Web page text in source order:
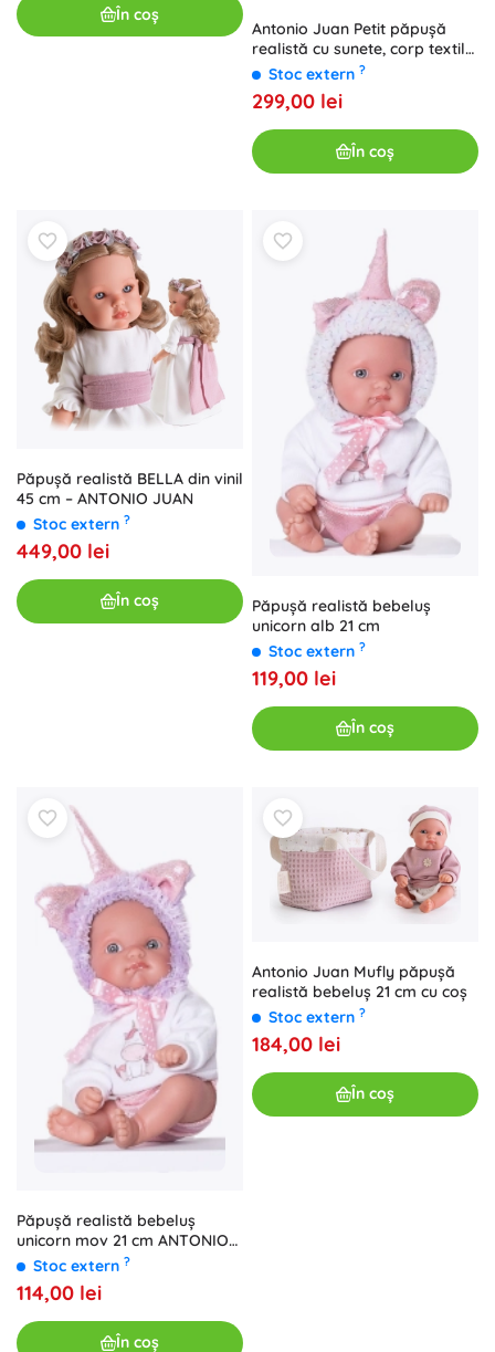
În coș
Antonio Juan Petit păpușă
realistă cu sunete, corp textil
moale, 27 cm
Stoc extern ?
299,00 lei
În coș
Păpușă realistă BELLA din vinil
45 cm – ANTONIO JUAN
Stoc extern ?
449,00 lei
În coș
Păpușă realistă bebeluș
unicorn alb 21 cm
Stoc extern ?
119,00 lei
În coș
Păpușă realistă bebeluș
unicorn mov 21 cm ANTONIO
JUAN
Stoc extern ?
114,00 lei
În coș
Antonio Juan Mufly păpușă
realistă bebeluș 21 cm cu coș
Stoc extern ?
184,00 lei
În coș